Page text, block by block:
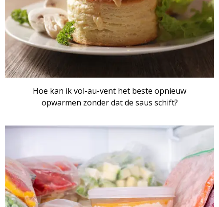
Hoe kan ik vol-au-vent het beste opnieuw
opwarmen zonder dat de saus schift?